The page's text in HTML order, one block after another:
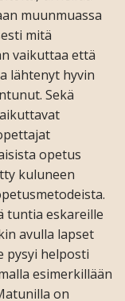
muunmuassa
mitä
vaikuttaa että
lähtenyt hyvin
Sekä
opetus
kuluneen
tuntia eskareille
avulla lapset
pysyi helposti
esimerkillään
on